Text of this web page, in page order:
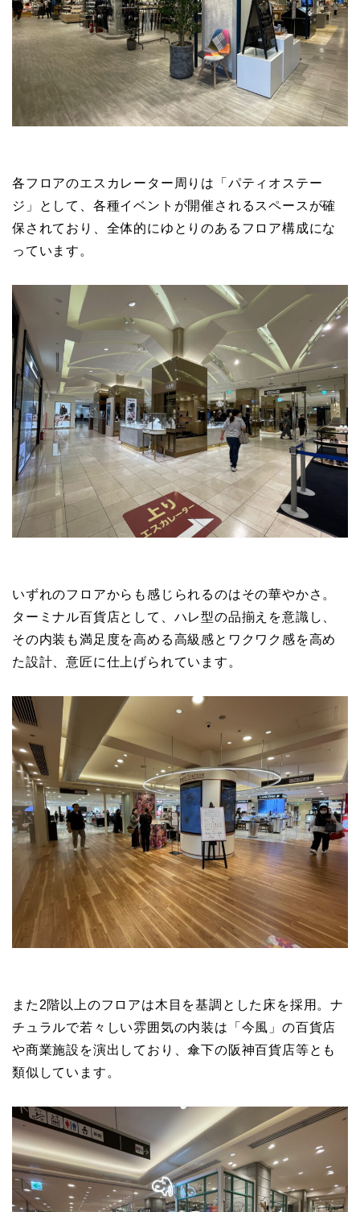
各フロアのエスカレーター周りは「パティオステー
ジ」として、各種イベントが開催されるスペースが確
保されており、全体的にゆとりのあるフロア構成にな
っています。
いずれのフロアからも感じられるのはその華やかさ。
ターミナル百貨店として、ハレ型の品揃えを意識し、
その内装も満足度を高める高級感とワクワク感を高め
た設計、意匠に仕上げられています。
また2階以上のフロアは木目を基調とした床を採用。ナ
チュラルで若々しい雰囲気の内装は「今風」の百貨店
や商業施設を演出しており、傘下の阪神百貨店等とも
類似しています。